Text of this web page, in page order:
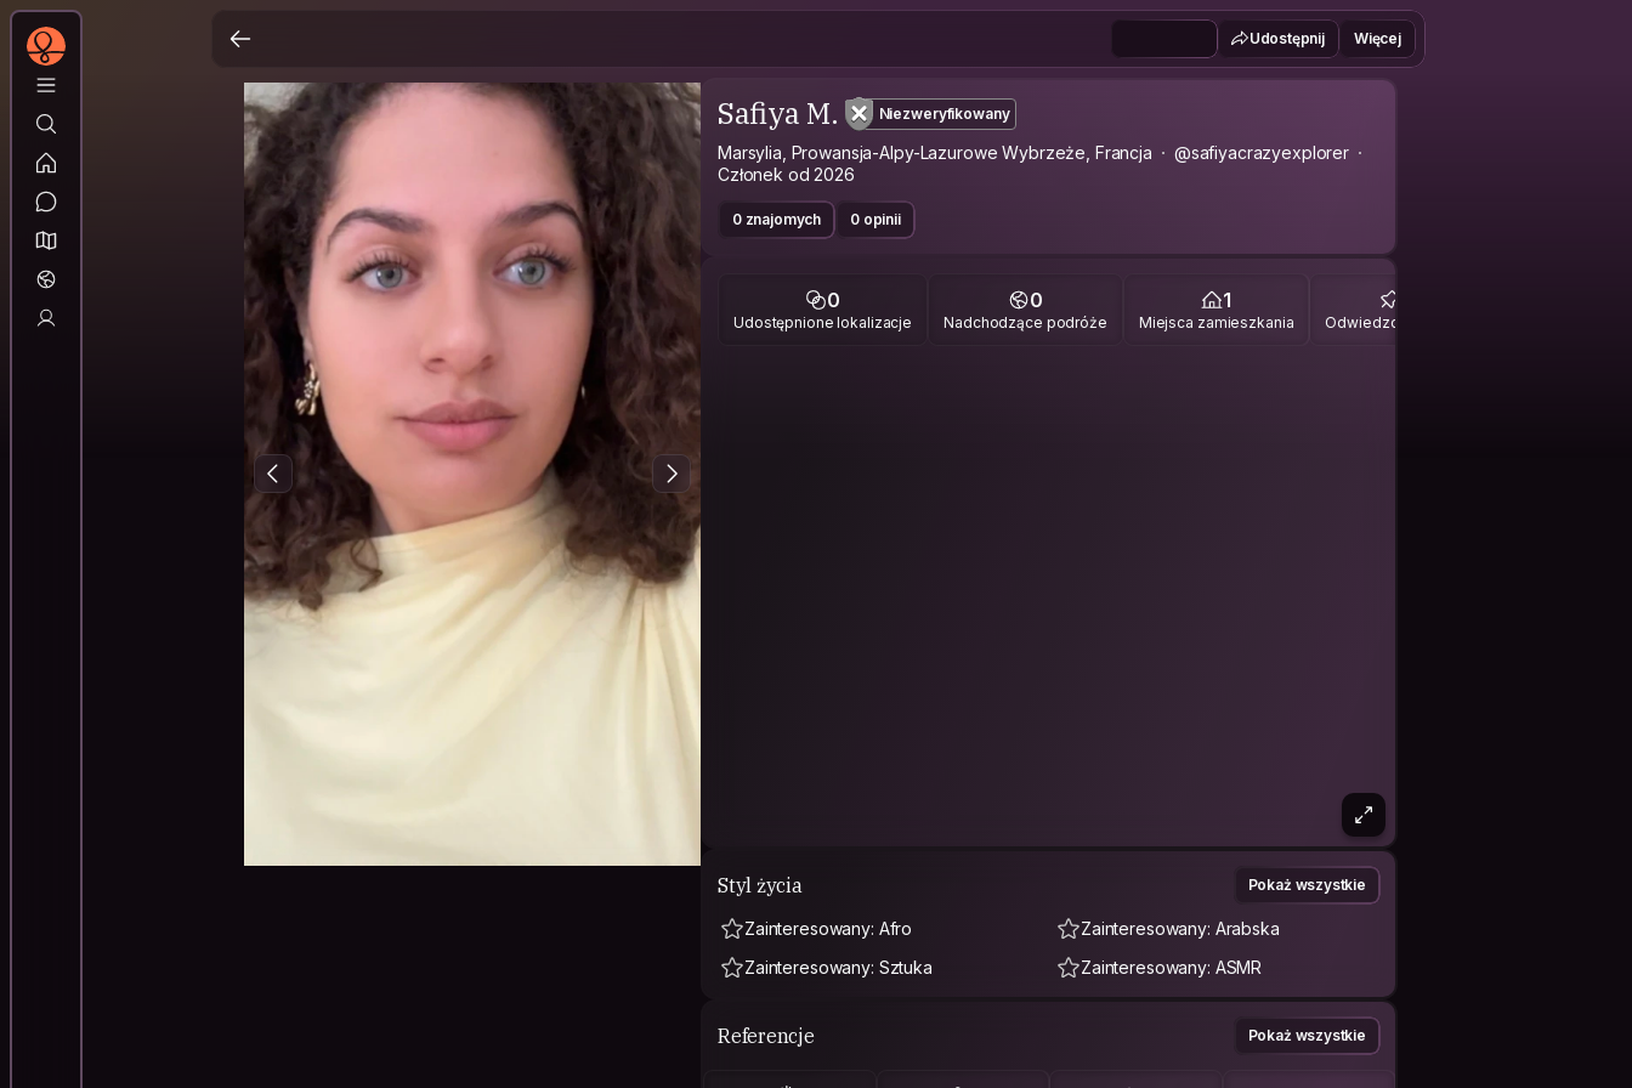
Udostępnij Więcej
Safiya M. Niezweryfikowany
Marsylia, Prowansja-Alpy-Lazurowe Wybrzeże, Francja
@safiyacrazyexplorer
Członek od 2026
0 znajomych 0 opinii
0
Udostępnione lokalizacje
0
Nadchodzące podróże
1
Miejsca zamieszkania Odwiedzone miejsca
Styl życia Pokaż wszystkie
Zainteresowany: Afro
Zainteresowany: Arabska
Zainteresowany: Sztuka
Zainteresowany: ASMR
Referencje Pokaż wszystkie